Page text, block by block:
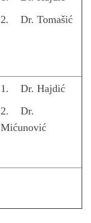
2. Dr. Tomašić
1. Dr. Hajdić
2. Dr.
Mićunović